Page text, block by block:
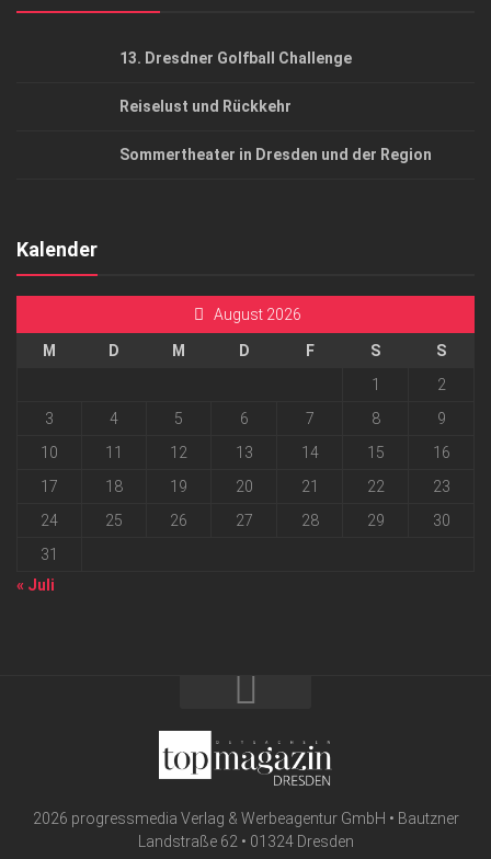
13. Dresdner Golfball Challenge
Reiselust und Rückkehr
Sommertheater in Dresden und der Region
Kalender
August 2026
M D M D F S
S
1
2
3
4 5 6 7 8
9
10
11 12 13 14 15
16
17
18 19 20 21 22
23
24
25 26 27 28 29
30
31
« Juli
2026 progressmedia Verlag & Werbeagentur GmbH • Bautzner
Landstraße 62 • 01324 Dresden